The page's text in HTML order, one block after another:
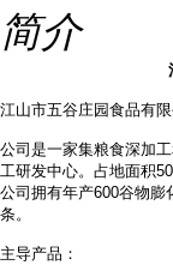
简介
江山市五谷庄园食品有限
公司是一家集粮食深加
工研发中心。占地面积
公司拥有年产600谷物膨
条。
主导产品：